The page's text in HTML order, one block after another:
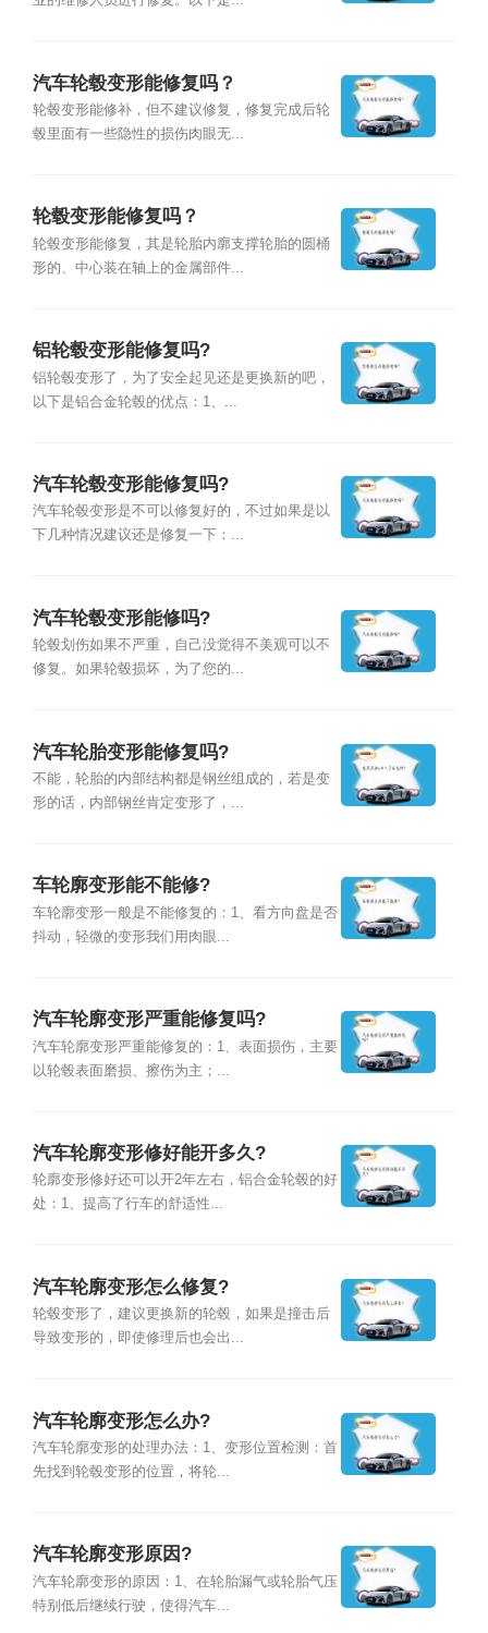
汽车轮毂变形能修复吗？
轮毂变形能修补，但不建议修复，修复完成后轮
毂里面有一些隐性的损伤肉眼无...
轮毂变形能修复吗？
轮毂变形能修复，其是轮胎内廓支撑轮胎的圆桶
形的、中心装在轴上的金属部件...
铝轮毂变形能修复吗?
铝轮毂变形了，为了安全起见还是更换新的吧，
以下是铝合金轮毂的优点：1、...
汽车轮毂变形能修复吗?
汽车轮毂变形是不可以修复好的，不过如果是以
下几种情况建议还是修复一下：...
汽车轮毂变形能修吗?
轮毂划伤如果不严重，自己没觉得不美观可以不
修复。如果轮毂损坏，为了您的...
汽车轮胎变形能修复吗?
不能，轮胎的内部结构都是钢丝组成的，若是变
形的话，内部钢丝肯定变形了，...
车轮廓变形能不能修?
车轮廓变形一般是不能修复的：1、看方向盘是否
抖动，轻微的变形我们用肉眼...
汽车轮廓变形严重能修复吗?
汽车轮廓变形严重能修复的：1、表面损伤，主要
以轮毂表面磨损、擦伤为主；...
汽车轮廓变形修好能开多久?
轮廓变形修好还可以开2年左右，铝合金轮毂的好
处：1、提高了行车的舒适性...
汽车轮廓变形怎么修复?
轮毂变形了，建议更换新的轮毂，如果是撞击后
导致变形的，即使修理后也会出...
汽车轮廓变形怎么办?
汽车轮廓变形的处理办法：1、变形位置检测：首
先找到轮毂变形的位置，将轮...
汽车轮廓变形原因?
汽车轮廓变形的原因：1、在轮胎漏气或轮胎气压
特别低后继续行驶，使得汽车...